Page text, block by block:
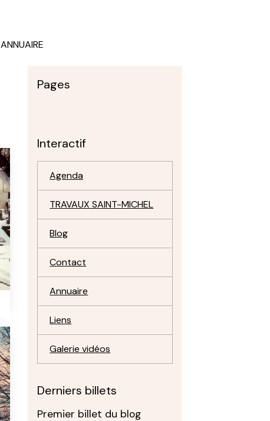
ANNUAIRE
Pages
Interactif
Agenda
TRAVAUX SAINT-MICHEL
Blog
Contact
Annuaire
Liens
Galerie vidéos
Derniers billets
Premier billet du blog